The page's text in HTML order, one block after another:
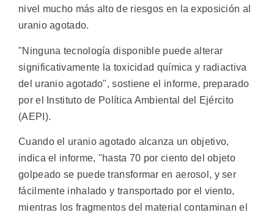
nivel mucho más alto de riesgos en la exposición al
uranio agotado.
"Ninguna tecnología disponible puede alterar
significativamente la toxicidad química y radiactiva
del uranio agotado", sostiene el informe, preparado
por el Instituto de Política Ambiental del Ejército
(AEPI).
Cuando el uranio agotado alcanza un objetivo,
indica el informe, "hasta 70 por ciento del objeto
golpeado se puede transformar en aerosol, y ser
fácilmente inhalado y transportado por el viento,
mientras los fragmentos del material contaminan el